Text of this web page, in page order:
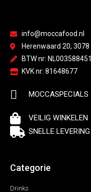
info@moccafood.nl
Herenwaard 20,
BTW nr:
KVK nr: 81648677
MOCCASPECIALS
VEILIG WINKELEN
SNELLE LEVERING
Categorie
Drinks